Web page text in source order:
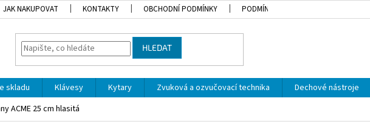
JAK NAKUPOVAT KONTAKTY OBCHODNÍ PODMÍNKY PODMÍNKY OCHRANY OSOBNÍCH ÚDAJŮ
HLEDAT
skladu Klávesy Kytary Zvuková a ozvučovací technika Dechové nástroje
ACME 25 cm hlasitá